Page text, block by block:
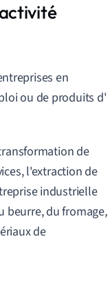
en
ou de produits d'
de
l'extraction de
industrielle
beurre, du fromage,
de